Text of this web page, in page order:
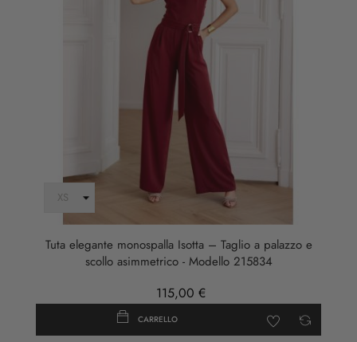
Tuta elegante monospalla Isotta – Taglio a palazzo e
scollo asimmetrico - Modello 215834
115,00 €
CARRELLO